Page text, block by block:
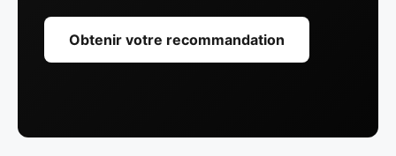
Obtenir votre recommandation